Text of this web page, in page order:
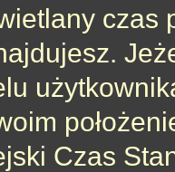
czas
Czas